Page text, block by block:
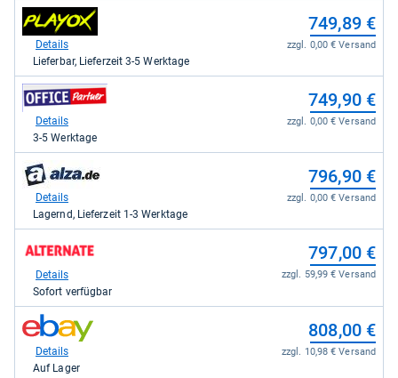
direkt
für
699,02
kaufen.
zum
Shop:
playox.de
749,89
kaufen.
749,89 €
zzgl. 0,00 € Versand
Details
Lieferbar, Lieferzeit 3-5 Werktage
zum
Shop:
office-
Office
Partner
GmbH
für
749,90
kaufen.
749,90 €
zzgl. 0,00 € Versand
Details
3-5 Werktage
zum
Shop:
alza.de
kaufen.
796,90 €
zzgl. 0,00 € Versand
Details
Lagernd, Lieferzeit 1-3 Werktage
zum
Shop:
Alternate
797,00
kaufen.
797,00 €
zzgl. 59,99 € Versand
Details
Sofort verfügbar
zum
Shop:
eBay
808,00 €
zzgl. 10,98 € Versand
Details
Auf Lager